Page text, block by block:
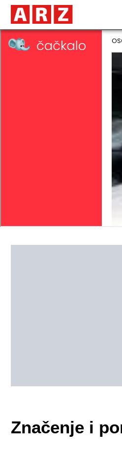
Značenje i